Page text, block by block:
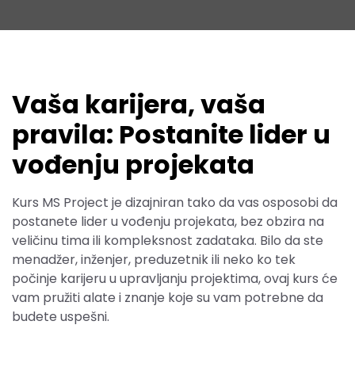
Vaša karijera, vaša
pravila: Postanite lider u
vođenju projekata
Kurs MS Project je dizajniran tako da vas osposobi da
postanete lider u vođenju projekata, bez obzira na
veličinu tima ili kompleksnost zadataka. Bilo da ste
menadžer, inženjer, preduzetnik ili neko ko tek
počinje karijeru u upravljanju projektima, ovaj kurs će
vam pružiti alate i znanje koje su vam potrebne da
budete uspešni.